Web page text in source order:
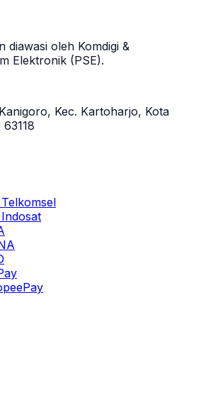
diawasi oleh Komdigi &
Elektronik (PSE).
Kec. Kartoharjo, Kota